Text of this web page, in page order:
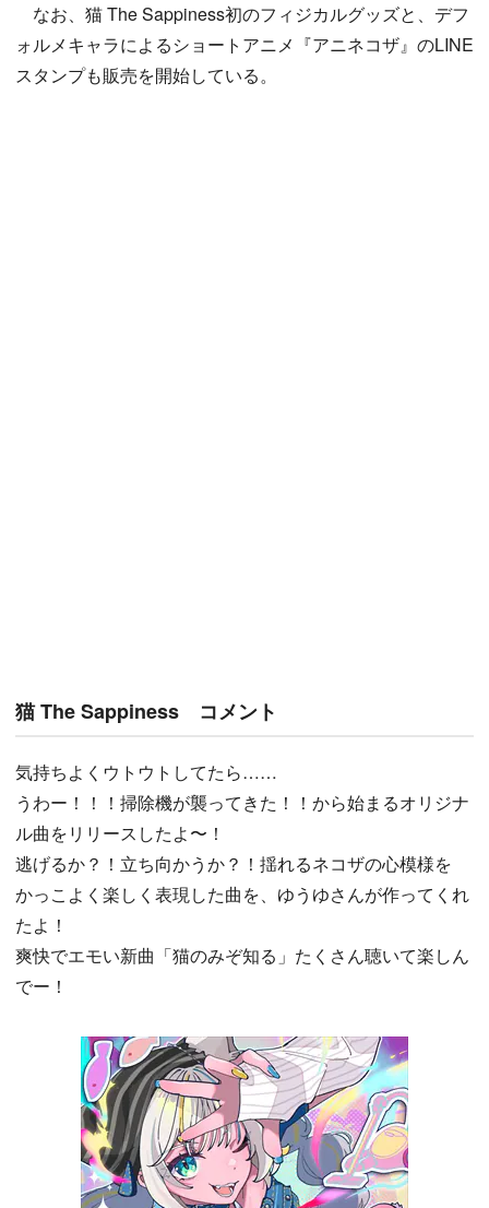
なお、猫 The Sappiness初のフィジカルグッズと、デフ
ォルメキャラによるショートアニメ『アニネコザ』のLINE
スタンプも販売を開始している。
猫 The Sappiness コメント
気持ちよくウトウトしてたら……
うわー！！！掃除機が襲ってきた！！から始まるオリジナ
ル曲をリリースしたよ〜！
逃げるか？！立ち向かうか？！揺れるネコザの心模様を
かっこよく楽しく表現した曲を、ゆうゆさんが作ってくれ
たよ！
爽快でエモい新曲「猫のみぞ知る」たくさん聴いて楽しん
でー！